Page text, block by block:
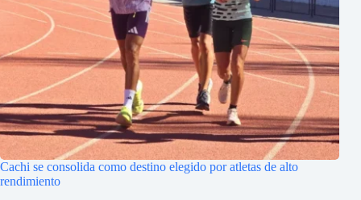
Cachi se consolida como destino elegido por atletas de alto
rendimiento